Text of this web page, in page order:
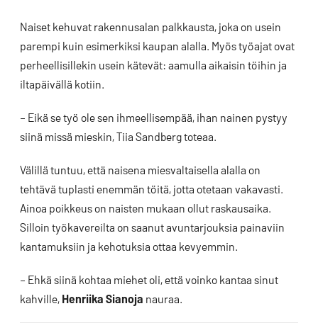
Naiset kehuvat rakennusalan palkkausta, joka on usein
parempi kuin esimerkiksi kaupan alalla. Myös työajat ovat
perheellisillekin usein kätevät: aamulla aikaisin töihin ja
iltapäivällä kotiin.
– Eikä se työ ole sen ihmeellisempää, ihan nainen pystyy
siinä missä mieskin, Tiia Sandberg toteaa.
Välillä tuntuu, että naisena miesvaltaisella alalla on
tehtävä tuplasti enemmän töitä, jotta otetaan vakavasti.
Ainoa poikkeus on naisten mukaan ollut raskausaika.
Silloin työkavereilta on saanut avuntarjouksia painaviin
kantamuksiin ja kehotuksia ottaa kevyemmin.
– Ehkä siinä kohtaa miehet oli, että voinko kantaa sinut
kahville, Henriika Sianoja nauraa.